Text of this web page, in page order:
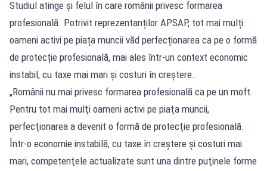
Studiul atinge și felul în care românii privesc formarea
profesională. Potrivit reprezentanților APSAP, tot mai mulți
oameni activi pe piața muncii văd perfecționarea ca pe o formă
de protecție profesională, mai ales într-un context economic
instabil, cu taxe mai mari și costuri în creștere.
„Românii nu mai privesc formarea profesională ca pe un moft.
Pentru tot mai mulţi oameni activi pe piaţa muncii,
perfecţionarea a devenit o formă de protecţie profesională.
Într-o economie instabilă, cu taxe în creştere şi costuri mai
mari, competenţele actualizate sunt una dintre puţinele forme